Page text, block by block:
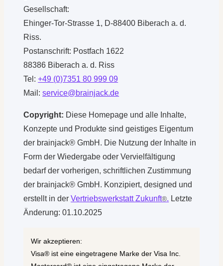
Gesellschaft:
Ehinger-Tor-Strasse 1, D-88400 Biberach a. d.
Riss.
Postanschrift: Postfach 1622
88386 Biberach a. d. Riss
Tel:+49 (0)7351 80 999 09
Mail:service@brainjack.de
Copyright: Diese Homepage und alle Inhalte,
Konzepte und Produkte sind geistiges Eigentum
der brainjack® GmbH. Die Nutzung der Inhalte in
Form der Wiedergabe oder Vervielfältigung
bedarf der vorherigen, schriftlichen Zustimmung
der brainjack® GmbH. Konzipiert, designed und
erstellt in derVertriebswerkstatt Zukunft®. Letzte
Änderung: 01.10.2025
Wir akzeptieren:
Visa® ist eine eingetragene Marke der Visa Inc.